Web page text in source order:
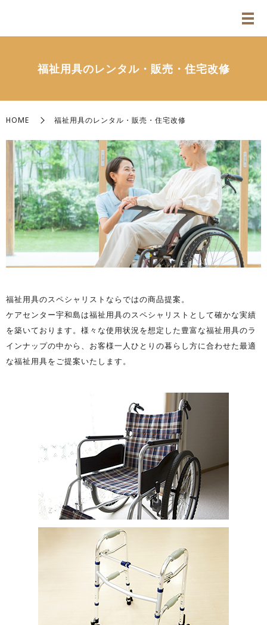
福祉用具のレンタル・販売・住宅改修
HOME 福祉用具のレンタル・販売・住宅改修
福祉用具のスペシャリストならではの商品提案。
ケアセンター宇和島は福祉用具のスペシャリストとして確かな実績
を築いております。様々な使用状況を想定した豊富な福祉用具のラ
インナップの中から、お客様一人ひとりの暮らし方に合わせた最適
な福祉用具をご提案いたします。